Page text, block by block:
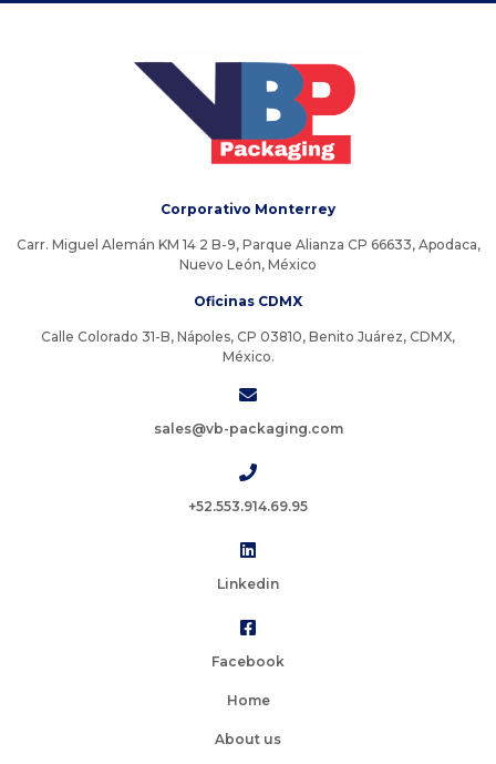
Corporativo Monterrey
Carr. Miguel Alemán KM 14 2 B-9, Parque Alianza CP 66633, Apodaca,
Nuevo León, México
Oficinas CDMX
Calle Colorado 31-B, Nápoles, CP 03810, Benito Juárez, CDMX,
México.
sales@vb-packaging.com
+52.553.914.69.95
Linkedin
Facebook
Home
About us